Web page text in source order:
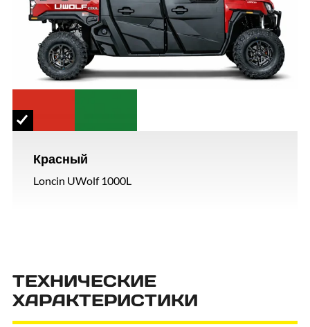
Красный
Loncin UWolf 1000L
ТЕХНИЧЕСКИЕ
ХАРАКТЕРИСТИКИ